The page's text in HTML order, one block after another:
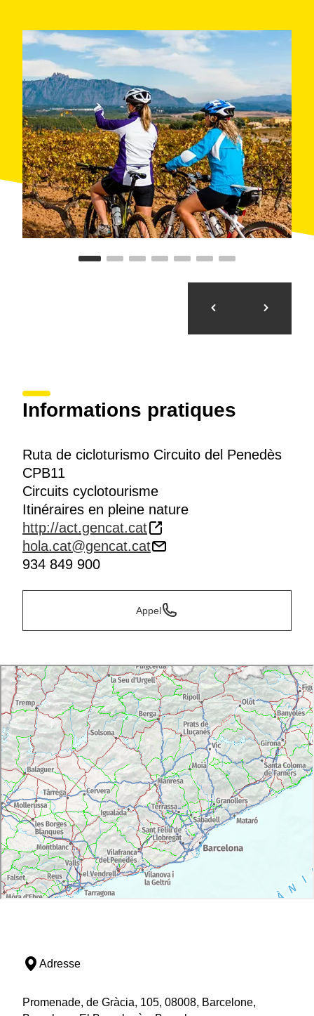
Informations pratiques
Ruta de cicloturismo Circuito del Penedès
CPB11
Circuits cyclotourisme
Itinéraires en pleine nature
http://act.gencat.cat
hola.cat@gencat.cat
934 849 900
Appel
Adresse
Promenade, de Gràcia, 105, 08008, Barcelone,